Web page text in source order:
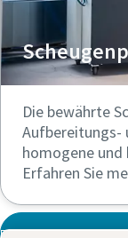
Die bewährte
homogene und
Erfahren Sie